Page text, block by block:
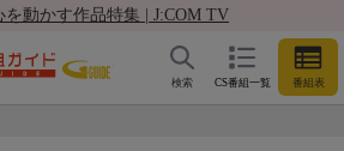
を動かす作品特集 | J:COM TV
CS番組一覧 番組表
検索